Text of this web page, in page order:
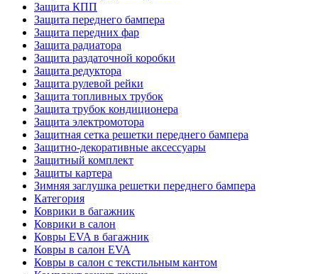
Защита КПП
Защита переднего бампера
Защита передних фар
Защита радиатора
Защита раздаточной коробки
Защита редуктора
Защита рулевой рейки
Защита топливных трубок
Защита трубок кондиционера
Защита электромотора
Защитная сетка решетки переднего бампера
Защитно-декоративные аксессуары
Защитный комплект
Защиты картера
Зимняя заглушка решетки переднего бампера
Категория
Коврики в багажник
Коврики в салон
Ковры EVA в багажник
Ковры в салон EVA
Ковры в салон с текстильным кантом